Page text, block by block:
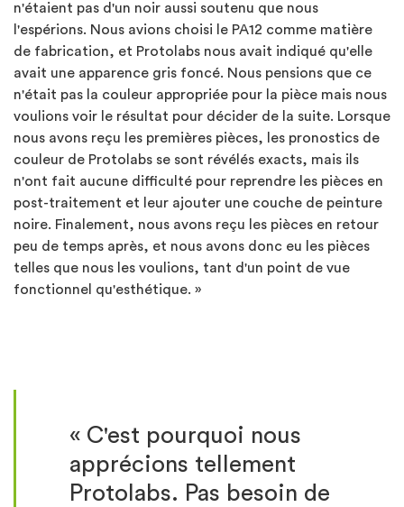
n'étaient pas d'un noir aussi soutenu que nous
l'espérions. Nous avions choisi le PA12 comme matière
de fabrication, et Protolabs nous avait indiqué qu'elle
avait une apparence gris foncé. Nous pensions que ce
n'était pas la couleur appropriée pour la pièce mais nous
voulions voir le résultat pour décider de la suite. Lorsque
nous avons reçu les premières pièces, les pronostics de
couleur de Protolabs se sont révélés exacts, mais ils
n'ont fait aucune difficulté pour reprendre les pièces en
post-traitement et leur ajouter une couche de peinture
noire. Finalement, nous avons reçu les pièces en retour
peu de temps après, et nous avons donc eu les pièces
telles que nous les voulions, tant d'un point de vue
fonctionnel qu'esthétique. »
« C'est pourquoi nous
apprécions tellement
Protolabs. Pas besoin de